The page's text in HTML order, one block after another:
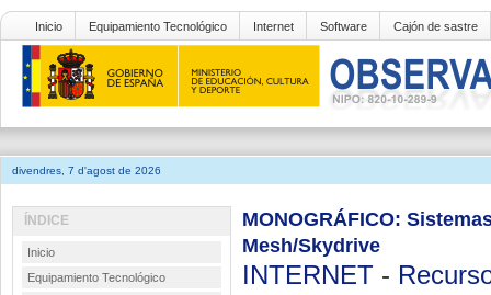
Inicio Equipamiento Tecnológico Internet Software Cajón de sastre
divendres, 7 d'agost de 2026
MONOGRÁFICO:
Mesh/Skydrive
INTERNET -
ÍNDICE
Inicio
Equipamiento Tecnológico